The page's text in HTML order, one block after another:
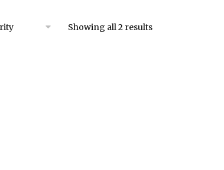
Showing all 2 results